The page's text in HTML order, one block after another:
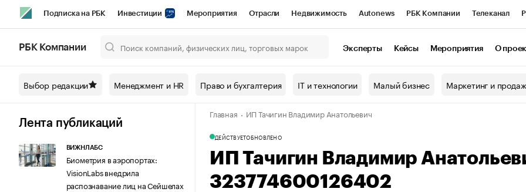
Подписка на РБК Инвестиции Мероприятия Отрасли Недвижимость Autonews РБК Компании Телеканал
Спецпроекты СПб Конференции СПб Спецпроекты Проверка контрагентов
Технологии и медиа Рынок наличной валюты
РБК Компании Эксперты Кейсы Мероприятия О
Выбор редакции Менеджмент и HR Право и бухгалтерия IT и технологии Малый бизнес Маркетинг и
Лента публикаций
ВИЖНЛАБС
Биометрия в аэропортах:
VisionLabs внедрила
распознавание лиц на Сейшелах
Главная ИП Тачигин Владимир Анатольевич
ДЕЙСТВУЕТОБНОВЛЕНО
ИП Тачигин Владимир
323774600126402